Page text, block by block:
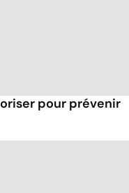
pour prévenir